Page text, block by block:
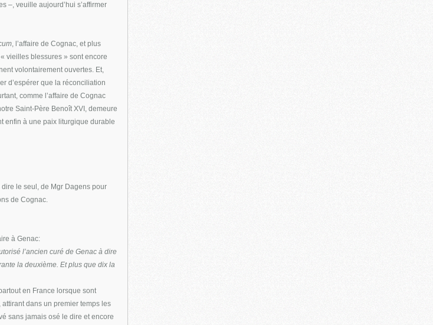
–, veuille aujourd’hui s’affirmer
, l’affaire de Cognac, et plus
vieilles blessures » sont encore
volontairement ouvertes. Et,
d’espérer que la réconciliation
comme l’affaire de Cognac
Saint-Père Benoît XVI, demeure
enfin à une paix liturgique durable
dire le seul, de Mgr Dagens pour
de Cognac.
à Genac:
l’ancien curé de Genac à dire
la deuxième. Et plus que dix la
en France lorsque sont
dans un premier temps les
sans jamais osé le dire et encore